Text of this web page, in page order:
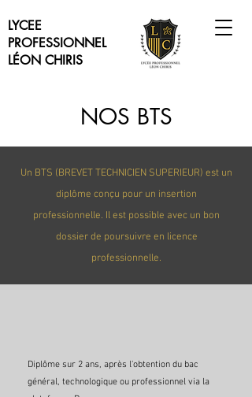
LYCEE
PROFESSIONNEL
LÉON CHIRIS
NOS BTS
Un BTS (BREVET TECHNICIEN SUPERIEUR) est un
diplôme conçu pour un insertion
professionnelle. Il est possible avec un bon
dossier de poursuivre en licence
professionnelle.
Diplôme sur 2 ans, après l'obtention du bac
général, technologique ou professionnel via la